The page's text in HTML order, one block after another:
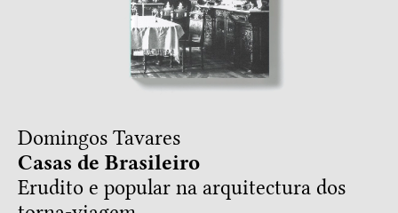
Domingos Tavares
Casas de Brasileiro
Erudito e popular na arquitectura dos